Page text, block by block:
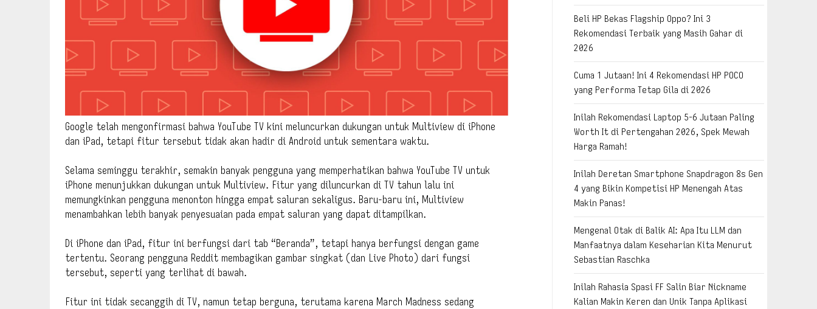
Google telah mengonfirmasi bahwa YouTube TV kini meluncurkan dukungan untuk Multiview di iPhone
dan iPad, tetapi fitur tersebut tidak akan hadir di Android untuk sementara waktu.
Selama seminggu terakhir, semakin banyak pengguna yang memperhatikan bahwa YouTube TV untuk
iPhone menunjukkan dukungan untuk Multiview. Fitur yang diluncurkan di TV tahun lalu ini
memungkinkan pengguna menonton hingga empat saluran sekaligus. Baru-baru ini, Multiview
menambahkan lebih banyak penyesuaian pada empat saluran yang dapat ditampilkan.
Di iPhone dan iPad, fitur ini berfungsi dari tab “Beranda”, tetapi hanya berfungsi dengan game
tertentu. Seorang pengguna Reddit membagikan gambar singkat (dan Live Photo) dari fungsi
tersebut, seperti yang terlihat di bawah.
Fitur ini tidak secanggih di TV, namun tetap berguna, terutama karena March Madness sedang
Beli HP Bekas Flagship Oppo? Ini 3
Rekomendasi Terbaik yang Masih Gahar di
2026
Cuma 1 Jutaan! Ini 4 Rekomendasi HP POCO
yang Performa Tetap Gila di 2026
Inilah Rekomendasi Laptop 5-6 Jutaan Paling
Worth It di Pertengahan 2026, Spek Mewah
Harga Ramah!
Inilah Deretan Smartphone Snapdragon 8s Gen
4 yang Bikin Kompetisi HP Menengah Atas
Makin Panas!
Mengenal Otak di Balik AI: Apa Itu LLM dan
Manfaatnya dalam Keseharian Kita Menurut
Sebastian Raschka
Inilah Rahasia Spasi FF Salin Biar Nickname
Kalian Makin Keren dan Unik Tanpa Aplikasi